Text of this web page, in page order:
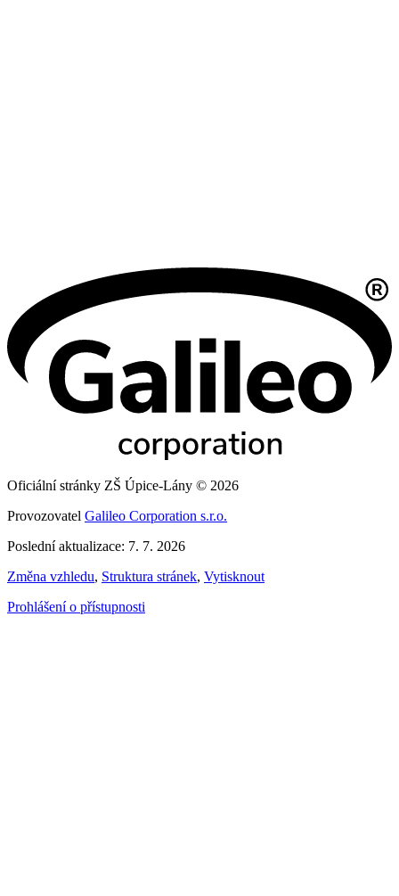
Oficiální stránky ZŠ Úpice-Lány © 2026
Provozovatel Galileo Corporation s.r.o.
Poslední aktualizace: 7. 7. 2026
Změna vzhledu, Struktura stránek, Vytisknout
Prohlášení o přístupnosti